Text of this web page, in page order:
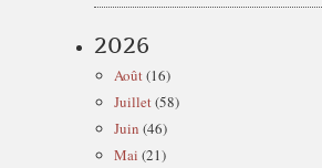
2026
Août(16)
Juillet(58)
Juin (46)
Mai (21)